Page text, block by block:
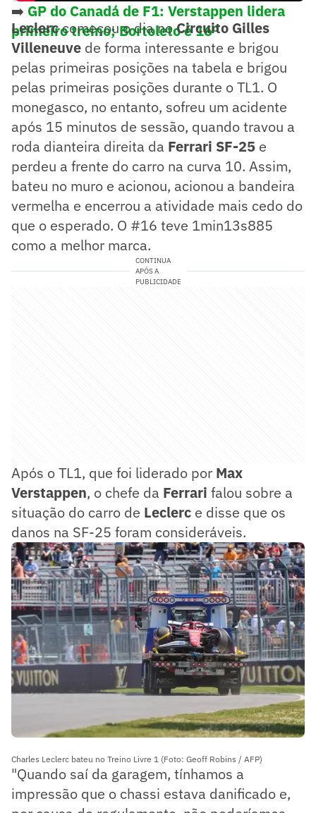
➡️ GP do Canadá de F1: Verstappen lidera
primeiro treino; Bortoleto é 16º
Leclerccomeçou o dia noCircuito Gilles
Villeneuve de forma interessante e brigou
pelas primeiras posições na tabela e brigou
pelas primeiras posições durante o TL1. O
monegasco, no entanto, sofreu um acidente
após 15 minutos de sessão, quando travou a
roda dianteira direita da Ferrari SF-25 e
perdeu a frente do carro na curva 10. Assim,
bateu no muro e acionou, acionou a bandeira
vermelha e encerrou a atividade mais cedo do
que o esperado. O #16 teve 1min13s885
como a melhor marca.
CONTINUA
APÓS A
PUBLICIDADE
Após o TL1, que foi liderado por Max
Verstappen, o chefe da Ferrari falou sobre a
situação do carro de Leclerc e disse que os
danos na SF-25 foram consideráveis.
Charles Leclerc bateu no Treino Livre 1 (Foto: Geoff Robins / AFP)
"Quando saí da garagem, tínhamos a
impressão que o chassi estava danificado e,